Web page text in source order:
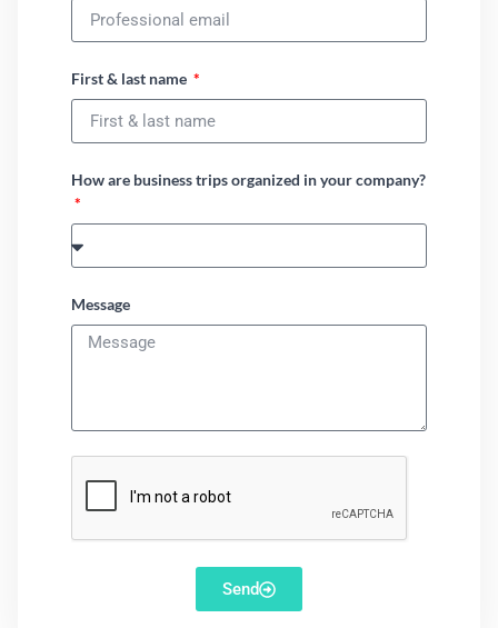
First & last name
How are business trips organized in your company?
Message
Send